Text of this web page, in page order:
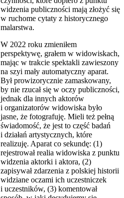
widzenia publiczności mają złożyć się
w ruchome cytaty z historycznego
malarstwa.
W 2022 roku zmieniłem
perspektywę, grałem w widowiskach,
mając w trakcie spektakli zawieszony
na szyi mały automatyczny aparat.
Był prowizorycznie zamaskowany,
by nie rzucał się w oczy publiczności,
jednak dla innych aktorów
i organizatorów widowiska było
jasne, że fotografuję. Mieli też pełną
świadomość, że jest to część badań
i działań artystycznych, które
realizuję. Aparat co sekundę: (1)
rejestrował realia widowiska z punktu
widzenia aktorki i aktora, (2)
zapisywał zdarzenia z polskiej historii
widziane oczami ich uczestniczek
i uczestników, (3) komentował